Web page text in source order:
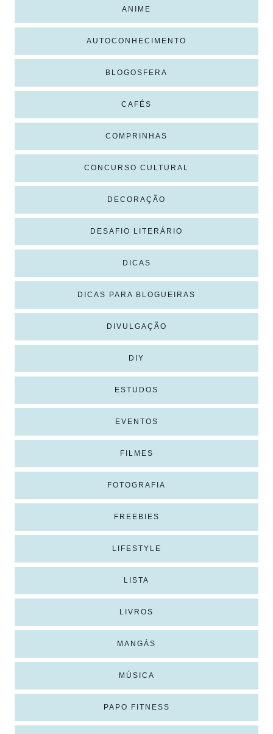
ANIME
AUTOCONHECIMENTO
BLOGOSFERA
CAFÉS
COMPRINHAS
CONCURSO CULTURAL
DECORAÇÃO
DESAFIO LITERÁRIO
DICAS
DICAS PARA BLOGUEIRAS
DIVULGAÇÃO
DIY
ESTUDOS
EVENTOS
FILMES
FOTOGRAFIA
FREEBIES
LIFESTYLE
LISTA
LIVROS
MANGÁS
MÚSICA
PAPO FITNESS